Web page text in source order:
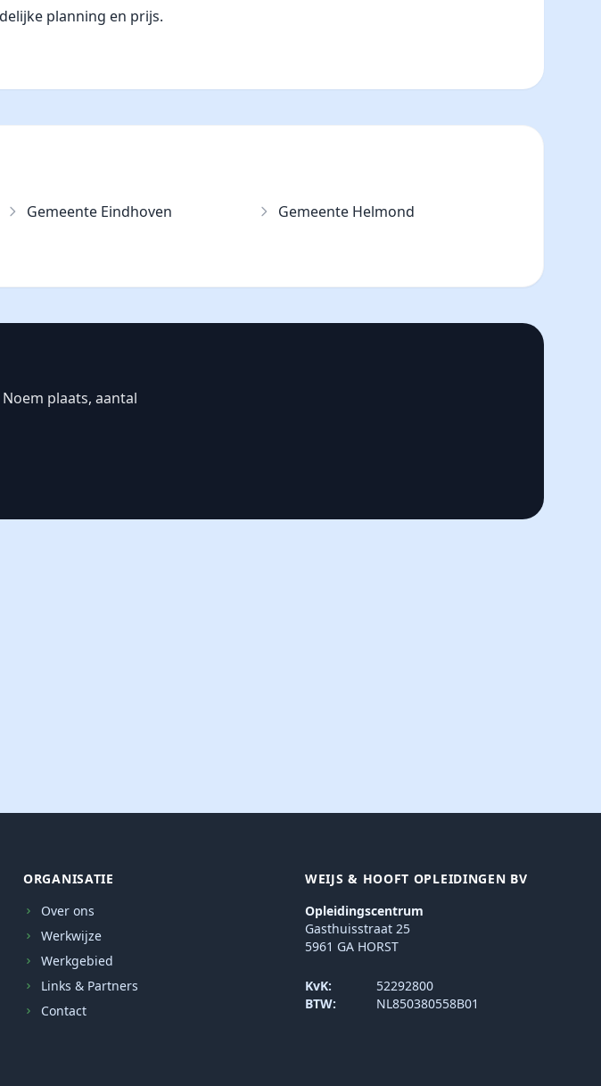
planning en prijs.
Gemeente Eindhoven
Gemeente Helmond
plaats, aantal
ORGANISATIE
Over ons
Werkwijze
Werkgebied
Links & Partners
Contact
WEIJS & HOOFT OPLEIDINGEN BV
Opleidingscentrum
Gasthuisstraat 25
5961 GA HORST
KvK:
52292800
BTW:
NL850380558B01